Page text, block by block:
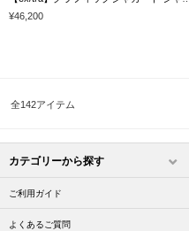
¥46,200
全142アイテム
カテゴリーから探す
ご利用ガイド
よくあるご質問